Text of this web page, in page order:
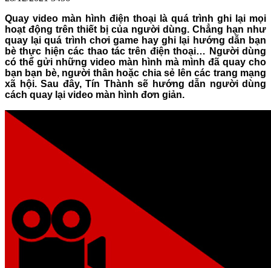
Quay video màn hình điện thoại là quá trình ghi lại mọi
hoạt động trên thiết bị của người dùng. Chẳng hạn như
quay lại quá trình chơi game hay ghi lại hướng dẫn bạn
bè thực hiện các thao tác trên điện thoại… Người dùng
có thể gửi những video màn hình mà mình đã quay cho
bạn bạn bè, người thân hoặc chia sẻ lên các trang mạng
xã hội. Sau đây, Tín Thành sẽ hướng dẫn người dùng
cách quay lại video màn hình đơn giản.